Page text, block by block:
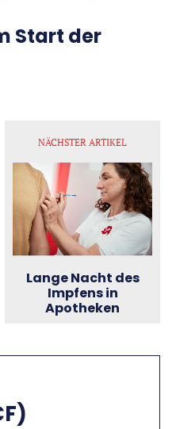
Start der
NÄCHSTER ARTIKEL
Lange Nacht des
Impfens in
Apotheken